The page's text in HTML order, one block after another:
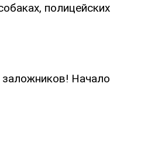
полицейских
Начало